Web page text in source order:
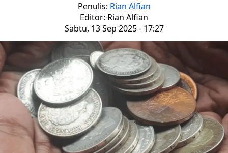
Penulis: Rian Alfian
Editor: Rian Alfian
Sabtu, 13 Sep 2025 - 17:27